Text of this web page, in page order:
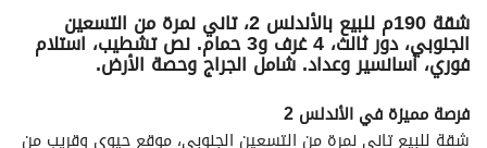
التفاصيل الاتجاهات والمؤشرات رهن عقاري
شقة 190م للبيع بالأندلس 2، تاني نمرة من التسعين
الجنوبي، دور ثالث، 4 غرف و3 حمام. نص تشطيب، استلام
فوري، أسانسير وعداد. شامل الجراج وحصة الأرض.
فرصة مميزة في الأندلس 2